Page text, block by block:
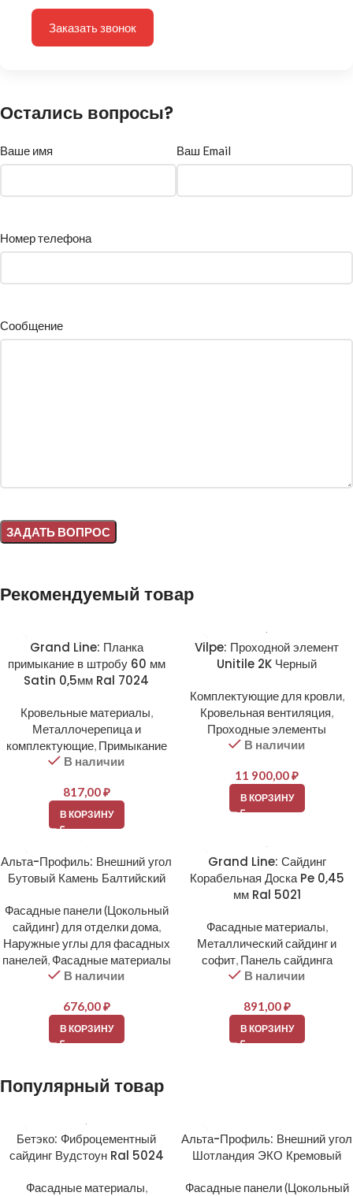
Заказать звонок
Остались вопросы?
Ваше имя Ваш Email
Номер телефона
Сообщение
Рекомендуемый товар
Grand Line: Планка
примыкание в штробу 60 мм
Satin 0,5мм Ral 7024
Кровельные материалы,
Металлочерепица и
комплектующие, Примыкание
В наличии
817,00₽
В КОРЗИНУ
Vilpe: Проходной элемент
Unitile 2K Черный
Комплектующие для кровли,
Кровельная вентиляция,
Проходные элементы
В наличии
11 900,00₽
В КОРЗИНУ
Альта-Профиль: Внешний угол
Бутовый Камень Балтийский
Фасадные панели (Цокольный
сайдинг) для отделки дома,
Наружные углы для фасадных
панелей, Фасадные материалы
В наличии
676,00₽
В КОРЗИНУ
Grand Line: Сайдинг
Корабельная Доска Pe 0,45
мм Ral 5021
Фасадные материалы,
Металлический сайдинг и
софит, Панель сайдинга
В наличии
891,00₽
В КОРЗИНУ
Популярный товар
Бетэко: Фиброцементный
сайдинг Вудстоун Ral 5024
Фасадные материалы,
Альта-Профиль: Внешний угол
Шотландия ЭКО Кремовый
Фасадные панели (Цокольный